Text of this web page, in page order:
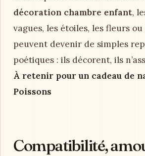
décoration chambre enfant,
vagues, les étoiles, les fleurs
peuvent devenir de simples
poétiques : ils décorent, ils
À retenir pour un cadeau de
Poissons
Compatibilité,